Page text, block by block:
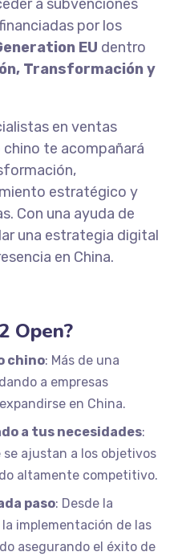
a subvenciones
por los
EU dentro
Transformación y
en ventas
te acompañará
estratégico y
Con una ayuda de
una estrategia digital
en China.
Open?
chino: Más de una
a empresas
en China.
a tus necesidades:
ajustan a los objetivos
altamente competitivo.
paso: Desde la
implementación de las
asegurando el éxito de